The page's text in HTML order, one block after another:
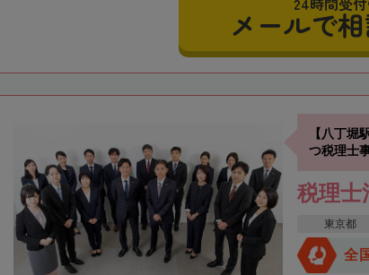
メールで
【八丁堀
つ税理士
税理士
東京都
全